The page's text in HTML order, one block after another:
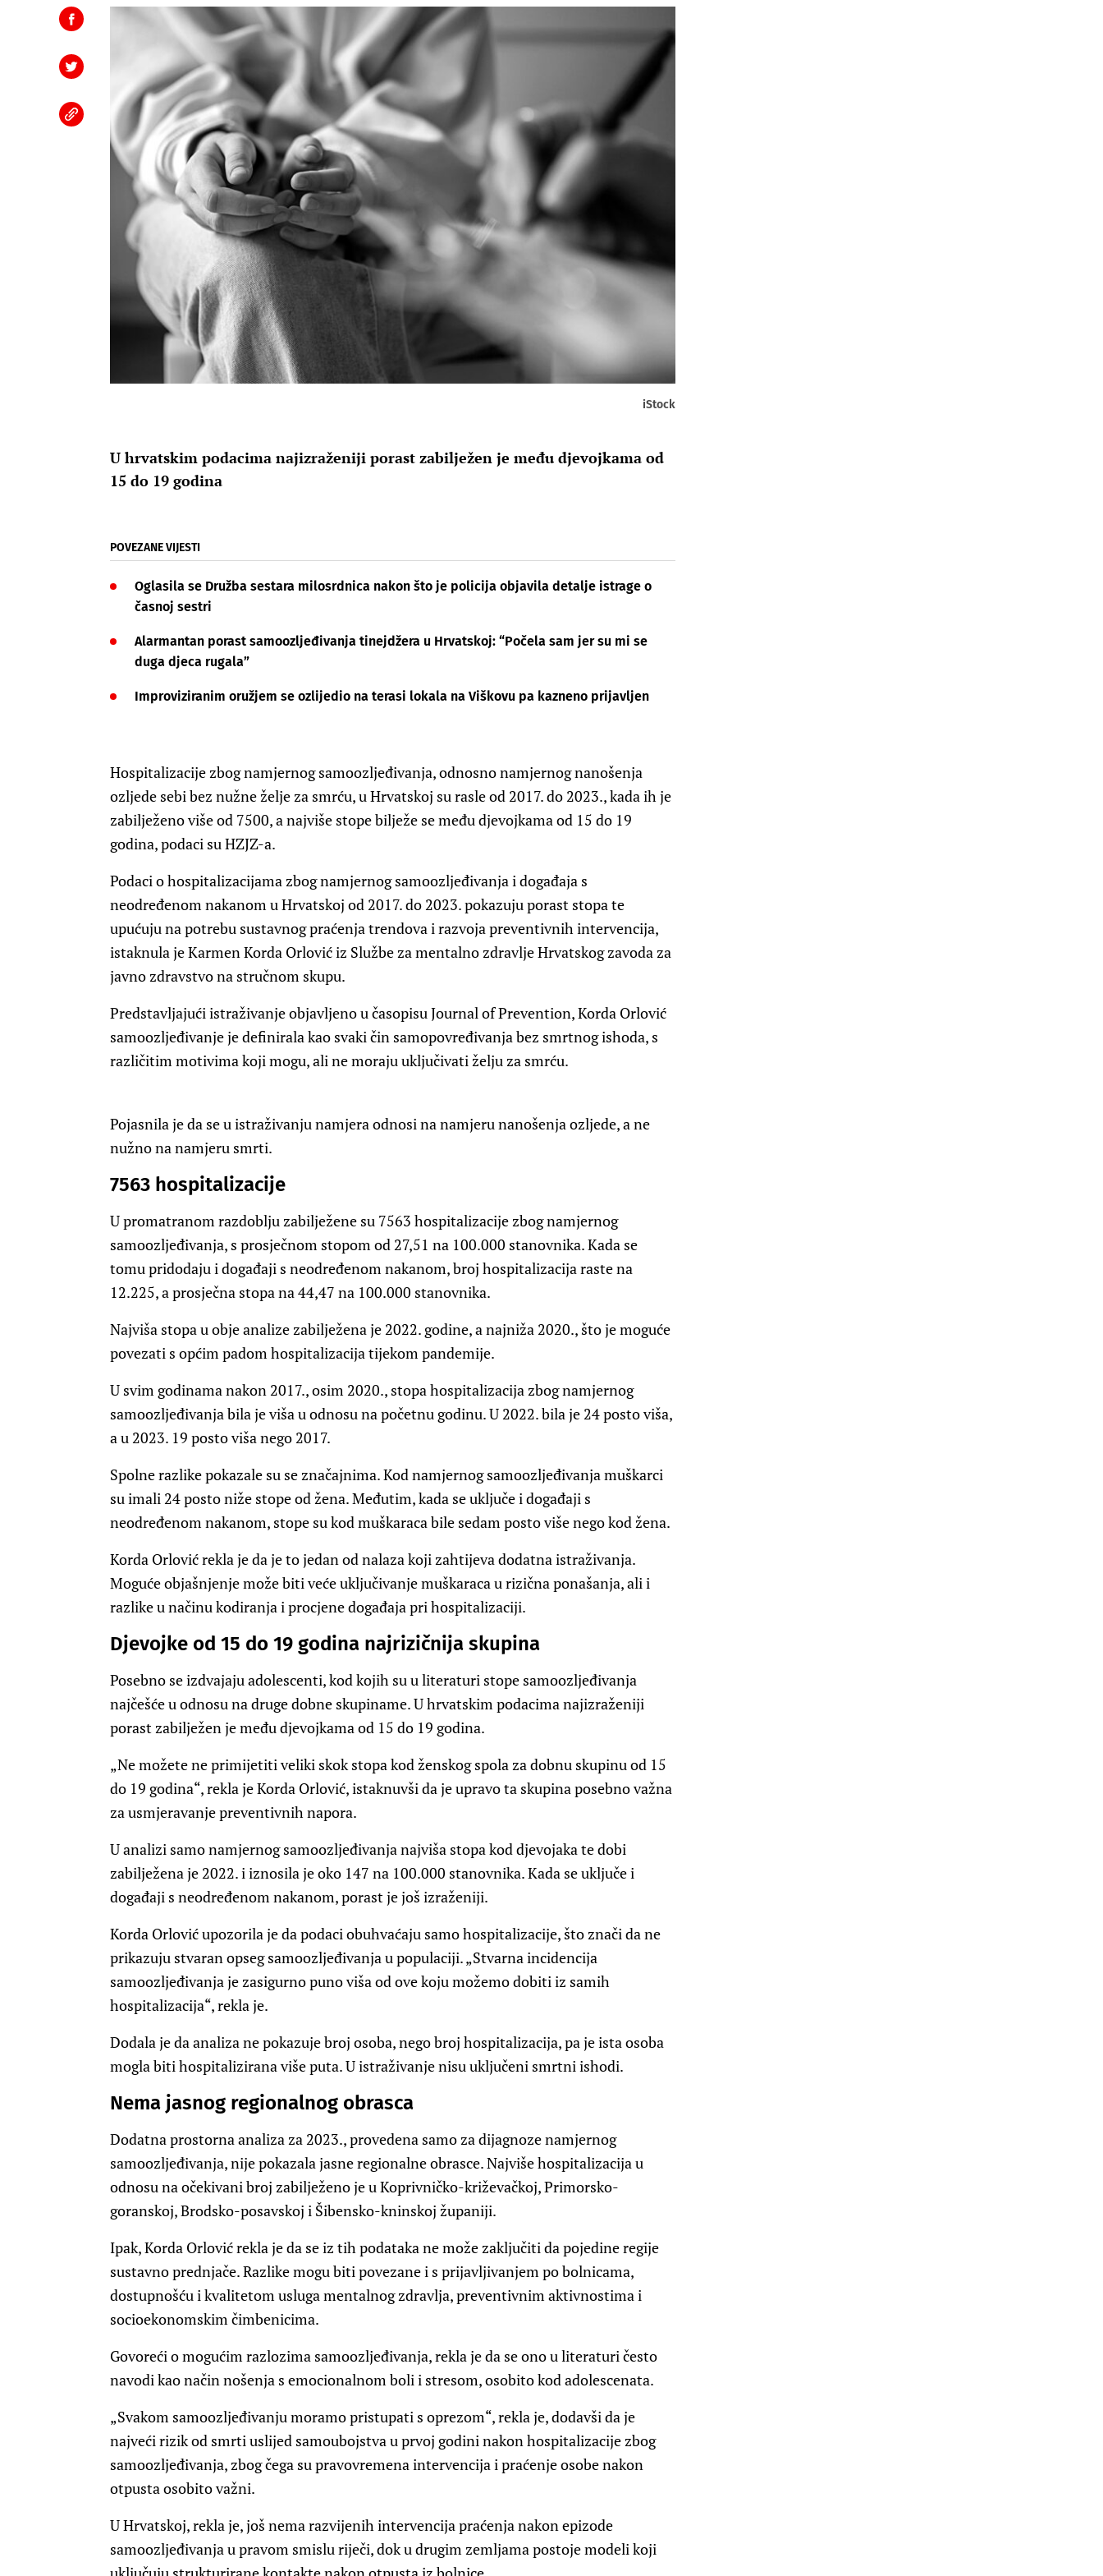
iStock
U hrvatskim podacima najizraženiji porast zabilježen je među djevojkama od
15 do 19 godina
POVEZANE VIJESTI
Oglasila se Družba sestara milosrdnica nakon što je policija objavila detalje istrage o
časnoj sestri
Alarmantan porast samoozljeđivanja tinejdžera u Hrvatskoj: “Počela sam jer su mi se
duga djeca rugala”
Improviziranim oružjem se ozlijedio na terasi lokala na Viškovu pa kazneno prijavljen
Hospitalizacije zbog namjernog samoozljeđivanja, odnosno namjernog nanošenja
ozljede sebi bez nužne želje za smrću, u Hrvatskoj su rasle od 2017. do 2023., kada ih je
zabilježeno više od 7500, a najviše stope bilježe se među djevojkama od 15 do 19
godina, podaci su HZJZ-a.
Podaci o hospitalizacijama zbog namjernog samoozljeđivanja i događaja s
neodređenom nakanom u Hrvatskoj od 2017. do 2023. pokazuju porast stopa te
upućuju na potrebu sustavnog praćenja trendova i razvoja preventivnih intervencija,
istaknula je Karmen Korda Orlović iz Službe za mentalno zdravlje Hrvatskog zavoda za
javno zdravstvo na stručnom skupu.
Predstavljajući istraživanje objavljeno u časopisu Journal of Prevention, Korda Orlović
samoozljeđivanje je definirala kao svaki čin samopovređivanja bez smrtnog ishoda, s
različitim motivima koji mogu, ali ne moraju uključivati želju za smrću.
Pojasnila je da se u istraživanju namjera odnosi na namjeru nanošenja ozljede, a ne
nužno na namjeru smrti.
7563 hospitalizacije
U promatranom razdoblju zabilježene su 7563 hospitalizacije zbog namjernog
samoozljeđivanja, s prosječnom stopom od 27,51 na 100.000 stanovnika. Kada se
tomu pridodaju i događaji s neodređenom nakanom, broj hospitalizacija raste na
12.225, a prosječna stopa na 44,47 na 100.000 stanovnika.
Najviša stopa u obje analize zabilježena je 2022. godine, a najniža 2020., što je moguće
povezati s općim padom hospitalizacija tijekom pandemije.
U svim godinama nakon 2017., osim 2020., stopa hospitalizacija zbog namjernog
samoozljeđivanja bila je viša u odnosu na početnu godinu. U 2022. bila je 24 posto viša,
a u 2023. 19 posto viša nego 2017.
Spolne razlike pokazale su se značajnima. Kod namjernog samoozljeđivanja muškarci
su imali 24 posto niže stope od žena. Međutim, kada se uključe i događaji s
neodređenom nakanom, stope su kod muškaraca bile sedam posto više nego kod žena.
Korda Orlović rekla je da je to jedan od nalaza koji zahtijeva dodatna istraživanja.
Moguće objašnjenje može biti veće uključivanje muškaraca u rizična ponašanja, ali i
razlike u načinu kodiranja i procjene događaja pri hospitalizaciji.
Djevojke od 15 do 19 godina najrizičnija skupina
Posebno se izdvajaju adolescenti, kod kojih su u literaturi stope samoozljeđivanja
najčešće u odnosu na druge dobne skupiname. U hrvatskim podacima najizraženiji
porast zabilježen je među djevojkama od 15 do 19 godina.
„Ne možete ne primijetiti veliki skok stopa kod ženskog spola za dobnu skupinu od 15
do 19 godina“, rekla je Korda Orlović, istaknuvši da je upravo ta skupina posebno važna
za usmjeravanje preventivnih napora.
U analizi samo namjernog samoozljeđivanja najviša stopa kod djevojaka te dobi
zabilježena je 2022. i iznosila je oko 147 na 100.000 stanovnika. Kada se uključe i
događaji s neodređenom nakanom, porast je još izraženiji.
Korda Orlović upozorila je da podaci obuhvaćaju samo hospitalizacije, što znači da ne
prikazuju stvaran opseg samoozljeđivanja u populaciji. „Stvarna incidencija
samoozljeđivanja je zasigurno puno viša od ove koju možemo dobiti iz samih
hospitalizacija“, rekla je.
Dodala je da analiza ne pokazuje broj osoba, nego broj hospitalizacija, pa je ista osoba
mogla biti hospitalizirana više puta. U istraživanje nisu uključeni smrtni ishodi.
Nema jasnog regionalnog obrasca
Dodatna prostorna analiza za 2023., provedena samo za dijagnoze namjernog
samoozljeđivanja, nije pokazala jasne regionalne obrasce. Najviše hospitalizacija u
odnosu na očekivani broj zabilježeno je u Koprivničko-križevačkoj, Primorsko-
goranskoj, Brodsko-posavskoj i Šibensko-kninskoj županiji.
Ipak, Korda Orlović rekla je da se iz tih podataka ne može zaključiti da pojedine regije
sustavno prednjače. Razlike mogu biti povezane i s prijavljivanjem po bolnicama,
dostupnošću i kvalitetom usluga mentalnog zdravlja, preventivnim aktivnostima i
socioekonomskim čimbenicima.
Govoreći o mogućim razlozima samoozljeđivanja, rekla je da se ono u literaturi često
navodi kao način nošenja s emocionalnom boli i stresom, osobito kod adolescenata.
„Svakom samoozljeđivanju moramo pristupati s oprezom“, rekla je, dodavši da je
najveći rizik od smrti uslijed samoubojstva u prvoj godini nakon hospitalizacije zbog
samoozljeđivanja, zbog čega su pravovremena intervencija i praćenje osobe nakon
otpusta osobito važni.
U Hrvatskoj, rekla je, još nema razvijenih intervencija praćenja nakon epizode
samoozljeđivanja u pravom smislu riječi, dok u drugim zemljama postoje modeli koji